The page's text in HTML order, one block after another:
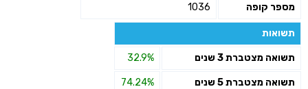
מספר קופה 1036
תשואות
תשואה מצטברת 3 שנים 32.9%
תשואה מצטברת 5 שנים 74.24%